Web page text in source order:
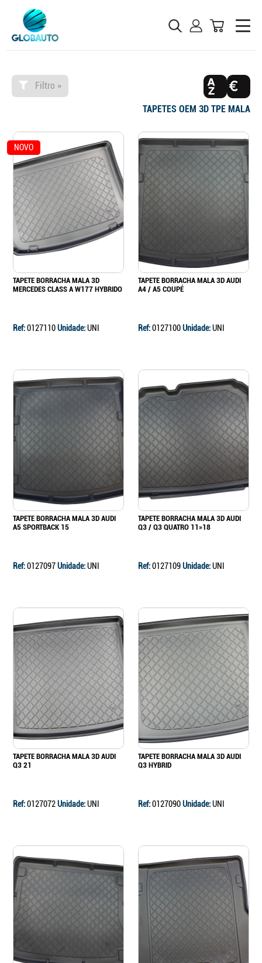
Filtro »
TAPETES OEM 3D TPE MALA
NOVO
TAPETE BORRACHA MALA 3D
MERCEDES CLASS A W177 HYBRIDO
Ref:0127110Unidade:UNI
TAPETE BORRACHA MALA 3D AUDI
A4 / A5 COUPÉ
Ref:0127100Unidade:UNI
TAPETE BORRACHA MALA 3D AUDI
A5 SPORTBACK 15
Ref:0127097Unidade:UNI
TAPETE BORRACHA MALA 3D AUDI
Q3 / Q3 QUATRO 11»18
Ref:0127109Unidade:UNI
TAPETE BORRACHA MALA 3D AUDI
Q3 21
Ref:0127072Unidade:UNI
TAPETE BORRACHA MALA 3D AUDI
Q3 HYBRID
Ref:0127090Unidade:UNI